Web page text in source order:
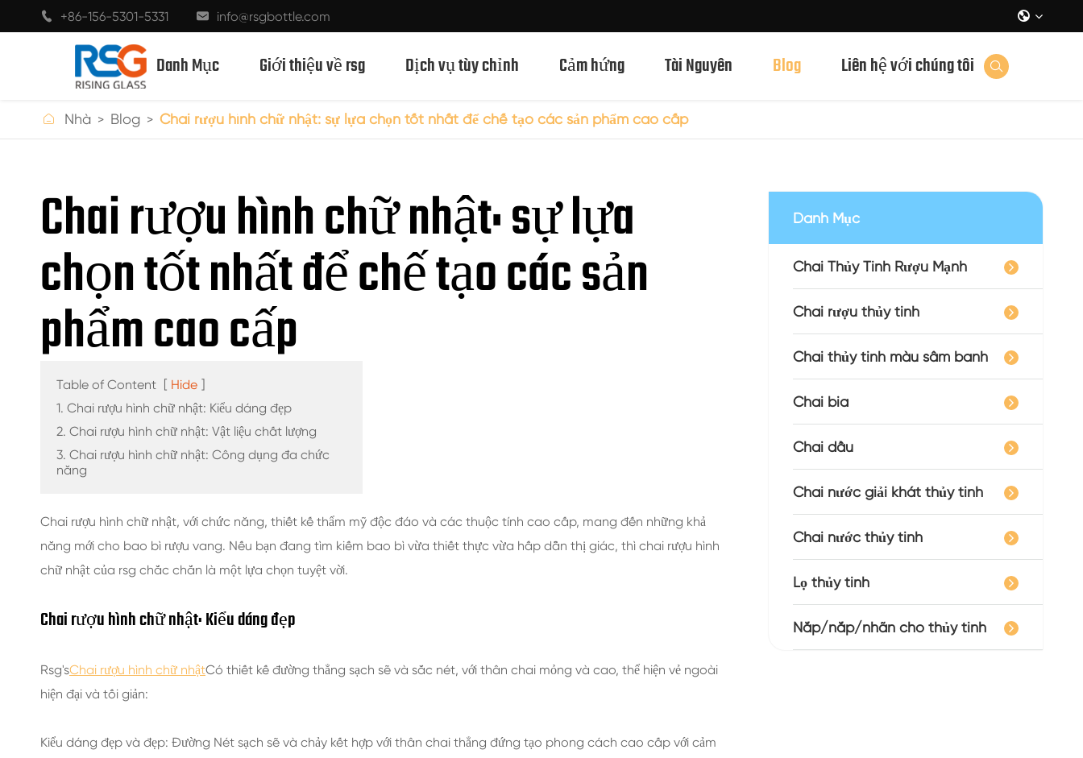
 +86-156-5301-5331  info@rsgbottle.com 
Danh Mục
CHAI RƯỢU THỦY TINH
CHAI THỦY TINH MÀU SÂM BANH
CHAI BIA
CHAI DẦU
CHAI NƯỚC THỦY TINH
LỌ THỦY TINH
Chai Thủy Tinh Rượu Mạnh 700ml
Chai Thủy Tinh Rượu Mạnh 500ml
Chai thủy tinh 1L Spirits
Chai Thủy Tinh Rượu Mạnh 50ml
Giới thiệu về rsg Dịch vụ tùy chỉnh Cảm hứng Tài Nguyên Blog Liên hệ với chúng tôi 
 Nhà Blog Chai rượu hình chữ nhật: sự lựa chọn tốt nhất để chế tạo các sản phẩm cao cấp
Chai rượu hình chữ nhật: sự lựa
chọn tốt nhất để chế tạo các sản
phẩm cao cấp
Table of Content [ Hide ]
1. Chai rượu hình chữ nhật: Kiểu dáng đẹp
2. Chai rượu hình chữ nhật: Vật liệu chất lượng
3. Chai rượu hình chữ nhật: Công dụng đa chức
năng
Chai rượu hình chữ nhật, với chức năng, thiết kế thẩm mỹ độc đáo và các thuộc tính cao cấp, mang đến những khả
năng mới cho bao bì rượu vang. Nếu bạn đang tìm kiếm bao bì vừa thiết thực vừa hấp dẫn thị giác, thì chai rượu hình
chữ nhật của rsg chắc chắn là một lựa chọn tuyệt vời.
Chai rượu hình chữ nhật: Kiểu dáng đẹp
Rsg'sChai rượu hình chữ nhậtCó thiết kế đường thẳng sạch sẽ và sắc nét, với thân chai mỏng và cao, thể hiện vẻ ngoài
hiện đại và tối giản:
Kiểu dáng đẹp và đẹp: Đường Nét sạch sẽ và chảy kết hợp với thân chai thẳng đứng tạo phong cách cao cấp với cảm
Danh Mục
Chai Thủy Tinh Rượu Mạnh
Chai rượu thủy tinh
Chai thủy tinh màu sâm banh
Chai bia
Chai dầu
Chai nước giải khát thủy tinh
Chai nước thủy tinh
Lọ thủy tinh
Nắp/nắp/nhãn cho thủy tinh